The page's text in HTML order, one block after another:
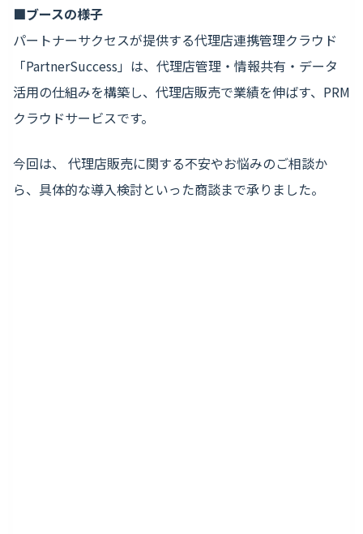
■ブースの様子
パートナーサクセスが提供する代理店連携管理クラウド
「PartnerSuccess」は、代理店管理・情報共有・データ
活用の仕組みを構築し、代理店販売で業績を伸ばす、PRM
クラウドサービスです。
今回は、 代理店販売に関する不安やお悩みのご相談か
ら、具体的な導入検討といった商談まで承りました。